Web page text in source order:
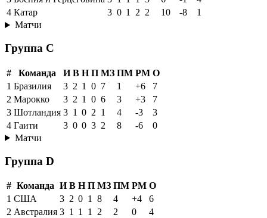
4 Катар 3 0 1 2 2 10 -8
1
Матчи
Группа C
# Команда И В Н П МЗ ПМ РМ О
1 Бразилия 3 2 1 0 7 1 +6
7
2 Марокко 3 2 1 0 6 3 +3
7
3 Шотландия 3 1 0 2 1 4 -3
3
4 Гаити 3 0 0 3 2 8 -6
0
Матчи
Группа D
# Команда И В Н П МЗ ПМ РМ О
1 США 3 2 0 1 8 4 +4
6
2 Австралия 3 1 1 1 2 2 0
4